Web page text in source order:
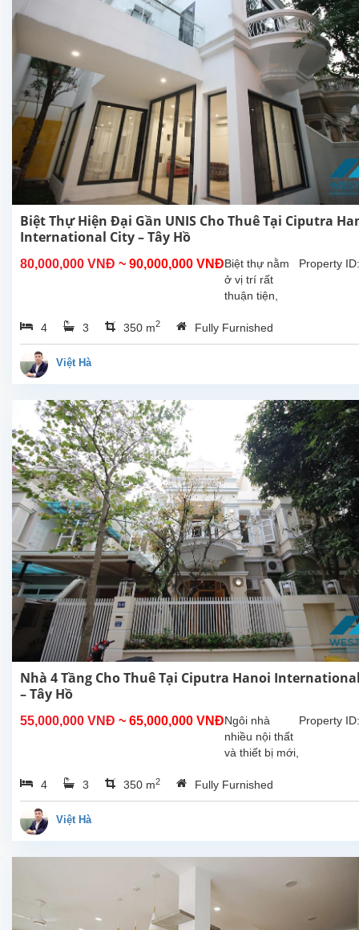
Biệt Thự Hiện Đại Gần UNIS Cho Thuê Tại Ciputra
International City – Tây Hồ
80,000,000 VNĐ ~ 90,000,000 VNĐ Property
Biệt thự nằm
ở vị trí rất
thuận tiện,
Nations
International
trung học
trong khu vực.
Căn nhà sở...
4 3 350 m2 Fully Furnished
Việt Hà
Nhà 4 Tầng Cho Thuê Tại Ciputra Hanoi
– Tây Hồ
55,000,000 VNĐ ~ 65,000,000 VNĐ Property
Ngôi nhà
nhiều nội thất
và thiết bị mới,
không gian
sống hiện đại,
4 3 350 m2 Fully Furnished
Việt Hà